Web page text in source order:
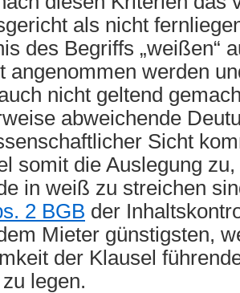
als nicht
des Begriffs „weißen“
angenommen werden
nicht geltend
abweichende
Sicht
somit die Auslegung
in weiß zu streichen
2 BGB der
Mieter günstigsten,
der Klausel
legen.